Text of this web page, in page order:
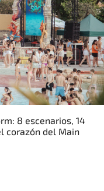
8 escenarios, 14
corazón del Main